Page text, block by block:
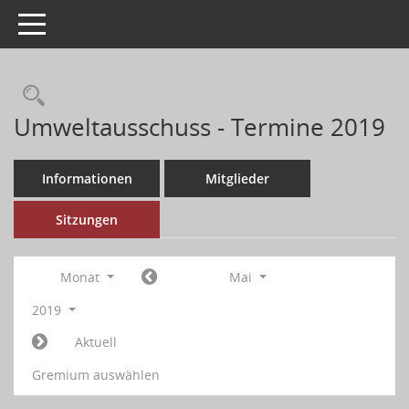
Toggle navigation
Umweltausschuss - Termine 2019
Informationen Mitglieder
Sitzungen
Monat
Mai
2019
Aktuell
Gremium auswählen